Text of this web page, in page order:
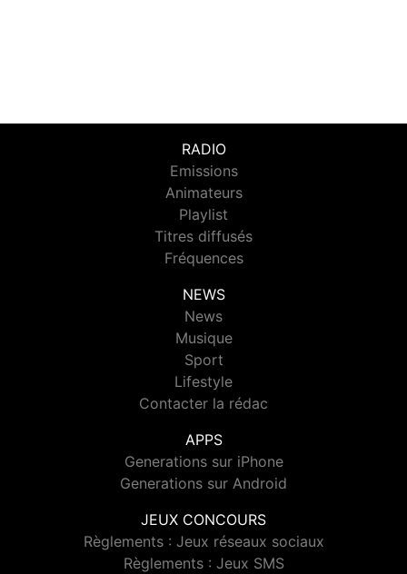
RADIO
Emissions
Animateurs
Playlist
Titres diffusés
Fréquences
NEWS
News
Musique
Sport
Lifestyle
Contacter la rédac
APPS
Generations sur iPhone
Generations sur Android
JEUX CONCOURS
Règlements : Jeux réseaux sociaux
Règlements : Jeux SMS